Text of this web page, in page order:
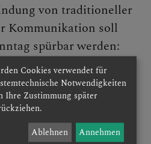
von traditioneller
Kommunikation soll
spürbar werden:
soziale Medien wird
verstanden – von der
hin zur persönlichen
Cookies verwendet für
Notwendigkeiten
Ihre Zustimmung später
Ablehnen Annehmen